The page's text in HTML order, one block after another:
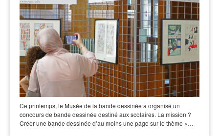
Ce printemps, le Musée de la bande dessinée a organisé un
concours de bande dessinée destiné aux scolaires. La mission ?
Créer une bande dessinée d’au moins une page sur le thème «…